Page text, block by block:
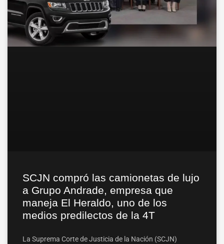
SCJN compró las camionetas de lujo
a Grupo Andrade, empresa que
maneja El Heraldo, uno de los
medios predilectos de la 4T
La Suprema Corte de Justicia de la Nación (SCJN)